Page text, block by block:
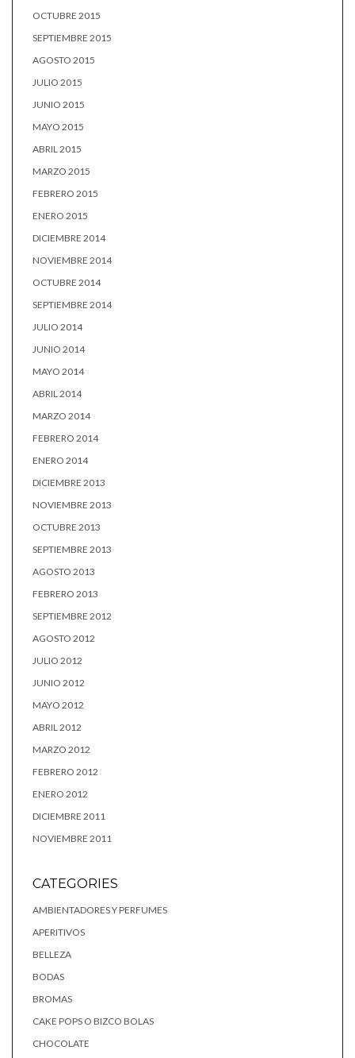
OCTUBRE 2015
SEPTIEMBRE 2015
AGOSTO 2015
JULIO 2015
JUNIO 2015
MAYO 2015
ABRIL 2015
MARZO 2015
FEBRERO 2015
ENERO 2015
DICIEMBRE 2014
NOVIEMBRE 2014
OCTUBRE 2014
SEPTIEMBRE 2014
JULIO 2014
JUNIO 2014
MAYO 2014
ABRIL 2014
MARZO 2014
FEBRERO 2014
ENERO 2014
DICIEMBRE 2013
NOVIEMBRE 2013
OCTUBRE 2013
SEPTIEMBRE 2013
AGOSTO 2013
FEBRERO 2013
SEPTIEMBRE 2012
AGOSTO 2012
JULIO 2012
JUNIO 2012
MAYO 2012
ABRIL 2012
MARZO 2012
FEBRERO 2012
ENERO 2012
DICIEMBRE 2011
NOVIEMBRE 2011
CATEGORIES
AMBIENTADORES Y PERFUMES
APERITIVOS
BELLEZA
BODAS
BROMAS
CAKE POPS O BIZCO BOLAS
CHOCOLATE